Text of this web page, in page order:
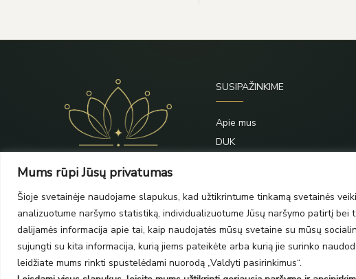
Mums rūpi Jūsų privatumas
Šioje svetainėje naudojame slapukus, kad užtikrintume tinkamą svetainės
analizuotume naršymo statistiką, individualizuotume Jūsų naršymo patirtį
dalijamės informacija apie tai, kaip naudojatės mūsų svetaine su mūsų
sujungti su kita informacija, kurią jiems pateikėte arba kurią jie surinko
leidžiate mums rinkti spustelėdami nuorodą „Valdyti pasirinkimus“.
SUSIPAŽINKIME
Apie mus
DUK
Kontaktai